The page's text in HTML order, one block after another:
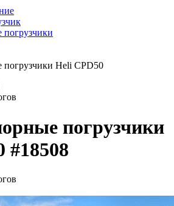
погрузчики Heli CPD50
погрузчики
#18508